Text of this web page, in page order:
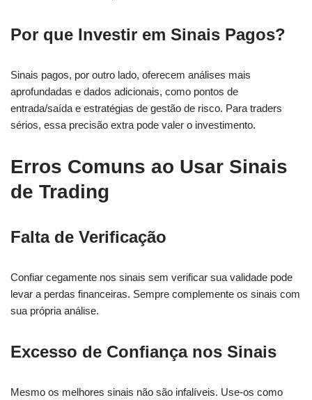
Por que Investir em Sinais Pagos?
Sinais pagos, por outro lado, oferecem análises mais
aprofundadas e dados adicionais, como pontos de
entrada/saída e estratégias de gestão de risco. Para traders
sérios, essa precisão extra pode valer o investimento.
Erros Comuns ao Usar Sinais
de Trading
Falta de Verificação
Confiar cegamente nos sinais sem verificar sua validade pode
levar a perdas financeiras. Sempre complemente os sinais com
sua própria análise.
Excesso de Confiança nos Sinais
Mesmo os melhores sinais não são infalíveis. Use-os como